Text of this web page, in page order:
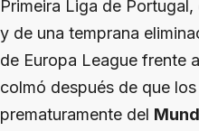
Primeira Liga de
y de una temprana
de Europa League frente
colmó después de que los
prematuramente del